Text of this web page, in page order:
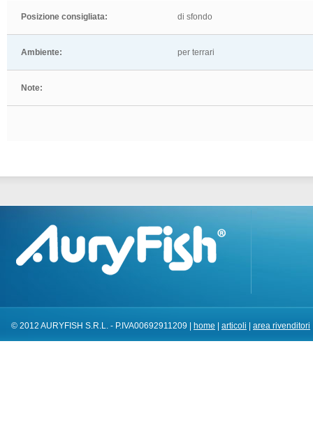
Posizione consigliata: di sfondo
Ambiente: per terrari
Note:
© 2012 AURYFISH S.R.L. - P.IVA00692911209 | home articoli area rivenditori